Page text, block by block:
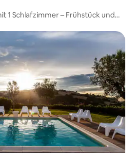
1 Schlafzimmer – Frühstück und